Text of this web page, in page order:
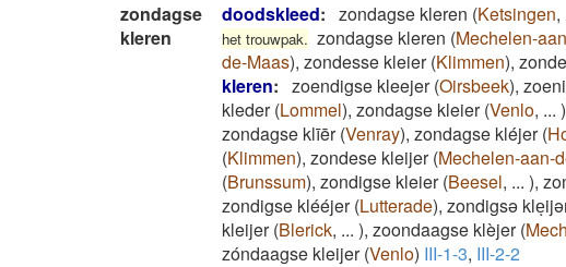
zondagse
kleren
doodskleed: zondagse kleren (Ketsingen,
het trouwpak. zondagse kleren (Mechelen-
de-Maas), zondesse kleier(Klimmen),
kleren: zoendigse kleejer(Oirsbeek),
kleder(Lommel), zondagse kleier(Venlo, ... )
zondagse klīēr(Venray), zondagse kléjer(
(Klimmen), zondese kleijer(Mechelen-aan-
(Brunssum), zondigse kleier(Beesel, ... ),
zondigse klééjer(Lutterade), zondigsə
kleijer(Blerick, ... ), zoondaagse klèjer(
zóndaagse kleijer(Venlo) III-1-3, III-2-2